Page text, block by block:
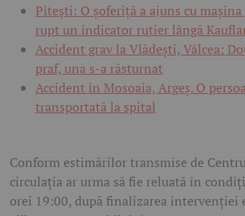
Pitești: O șoferiță a ajuns cu
rupt un indicator rutier lângă
Accident grav la Vlădești, Vâlcea:
praf, una s-a răsturnat
Accident în Mosoaia, Argeș. O
transportată la spital
Conform estimărilor transmise de
circulația ar urma să fie reluată în
orei 19:00, după finalizarea intervenției